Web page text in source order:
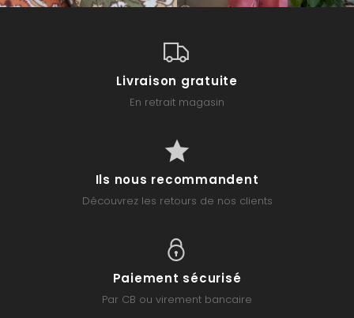
Livraison gratuite
En retrait magasin
Ils nous recommandent
Découvrez les retours de nos clients
Paiement sécurisé
Par CB ou virement bancaire